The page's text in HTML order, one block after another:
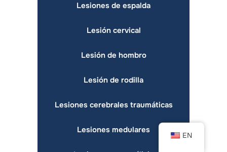
Lesiones de espalda
Lesión cervical
Lesión de hombro
Lesión de rodilla
Lesiones cerebrales traumáticas
Lesiones medulares
EN